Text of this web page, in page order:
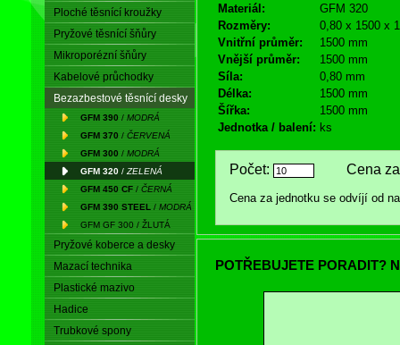
Ploché těsnící kroužky
Pryžové těsnící šňůry
Mikroporézní šňůry
Kabelové průchodky
Bezazbestové těsnící desky
GFM 390 / MODRÁ
GFM 370 / ČERVENÁ
GFM 300 / MODRÁ
GFM 320 / ZELENÁ
GFM 450 CF / ČERNÁ
GFM 390 STEEL / MODRÁ
GFM GF 300 / ŽLUTÁ
Pryžové koberce a desky
Mazací technika
Plastické mazivo
Hadice
Trubkové spony
Materiál:
GFM 320
Rozměry:
0,80 x 1500 x
Vnitřní průměr:
1500 mm
Vnější průměr:
1500 mm
Síla:
0,80 mm
Délka:
1500 mm
Šířka:
1500 mm
Jednotka / balení: ks
Počet: Cena za
Cena za jednotku se odvíjí od
POTŘEBUJETE PORADIT?